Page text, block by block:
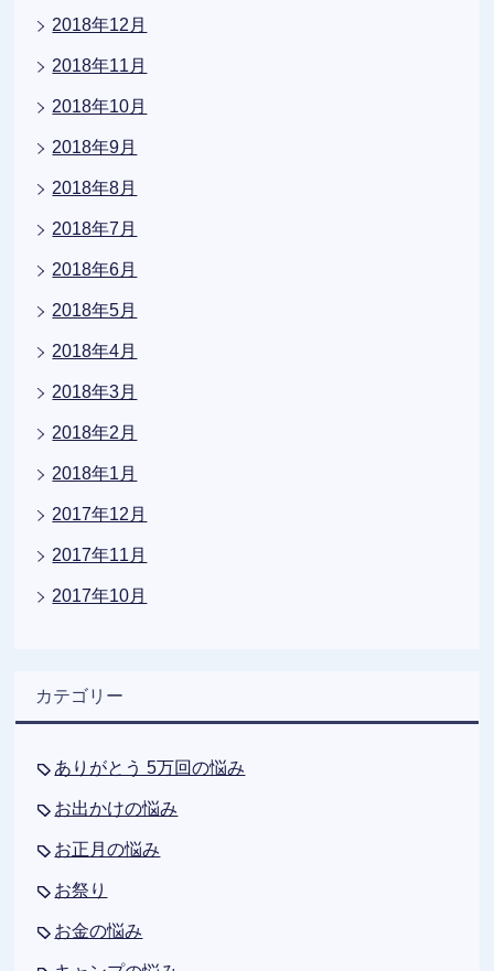
2018年12月
2018年11月
2018年10月
2018年9月
2018年8月
2018年7月
2018年6月
2018年5月
2018年4月
2018年3月
2018年2月
2018年1月
2017年12月
2017年11月
2017年10月
カテゴリー
ありがとう 5万回の悩み
お出かけの悩み
お正月の悩み
お祭り
お金の悩み